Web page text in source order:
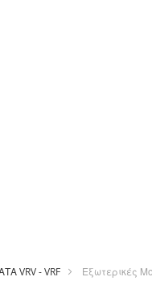
VRV - VRF Εξωτερικές